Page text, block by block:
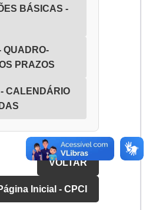
BÁSICAS -
QUADRO-
PRAZOS
CALENDÁRIO
VOLTAR
Inicial - CPCI